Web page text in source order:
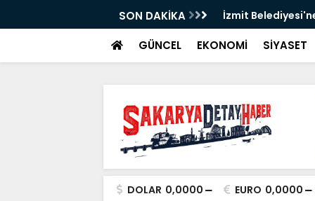
SON DAKİKA İzmit
GÜNCEL EKONOMİ SİYASET
DOLAR 0,0000 EURO 0,0000